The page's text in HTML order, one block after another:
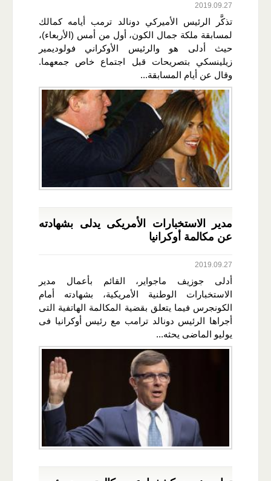
2019.09.27
تذكَّر الرئيس الأميركي دونالد ترمب أيامه كمالك
لمسابقة ملكة جمال الكون، أول من أمس (الأربعاء)،
حيث أدلى هو والرئيس الأوكراني فولوديمير
زيلينسكي بتصريحات قبل اجتماع خاص جمعهما.
وقال عن أيام المسابقة...
مدير الاستخبارات الأمريكى يدلى بشهادته
عن مكالمة أوكرانيا
2019.09.27
أدلى جوزيف ماجواير، القائم بأعمال مدير
الاستخبارات الوطنية الأمريكية، بشهادته أمام
الكونجرس فيما يتعلق بقضية المكالمة الهاتفية التى
أجراها الرئيس دونالد ترامب مع رئيس أوكرانيا فى
يوليو الماضى يحثه...